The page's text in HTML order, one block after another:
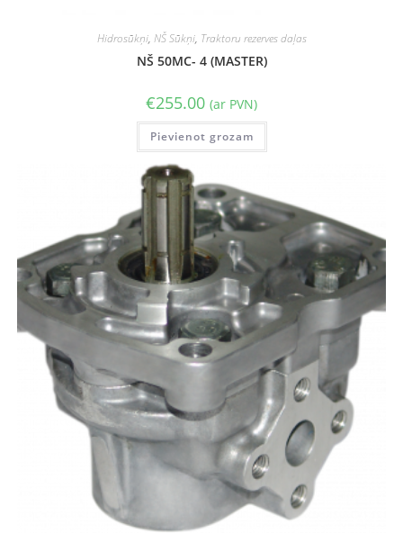
Hidrosūkņi, NŠ Sūkņi, Traktoru rezerves daļas
NŠ 50MC- 4 (MASTER)
€255.00 (ar PVN)
Pievienot grozam